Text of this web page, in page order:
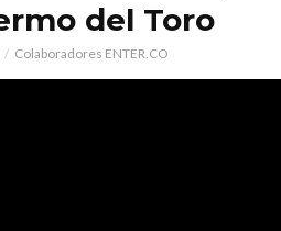
del Toro
Colaboradores ENTER.CO